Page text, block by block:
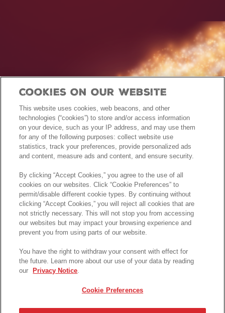
Cookies On Our Website
This website uses cookies, web beacons, and other
technologies (“cookies”) to store and/or access information
on your device, such as your IP address, and may use them
for any of the following purposes: collect website use
statistics, track your preferences, provide personalized ads
and content, measure ads and content, and ensure security.
By clicking “Accept Cookies,” you agree to the use of all
cookies on our websites. Click “Cookie Preferences” to
permit/disable different cookie types. By continuing without
clicking “Accept Cookies,” you will reject all cookies that are
not strictly necessary. This will not stop you from accessing
our websites but may impact your browsing experience and
prevent you from using parts of our website.
You have the right to withdraw your consent with effect for
the future. Learn more about our use of your data by reading
our
Privacy Notice.
Cookie Preferences